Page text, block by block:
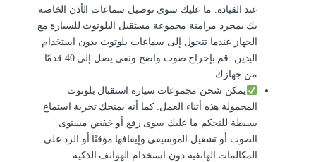
عند القيادة. ما عليك سوى توصيل سماعات الأذن الخاصة
بك بمجرد مزامنة مجموعة مستقبل البلوتوث للسيارة مع
الجهاز عندما تتحول إلى سماعات بلوتوث بدون استخدام
اليدين. قم بإخراج صوت واضح ونقي يصل إلى 40 قدمًا
من جهازك.
يمكن شحن مجموعات سيارة استقبال بلوتوث
المحمولة هذه أثناء العمل. كما أنه يمنحك تجربة استماع
بسيطة للتحكم ما عليك سوى رفع أو خفض مستوى
الصوت أو تشغيل الموسيقى وإيقافها مؤقتًا أو الرد على
المكالمات الهاتفية دون استخدام الهواتف الذكية.